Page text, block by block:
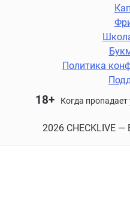
Политика
18+ Когда пропадает
2026 CHECKLIVE